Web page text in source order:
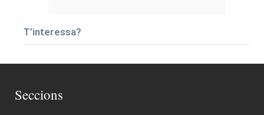
T’interessa?
Seccions